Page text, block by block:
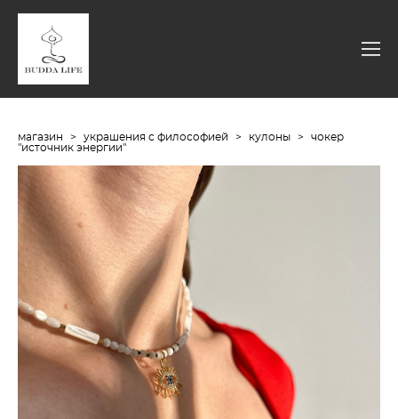
магазин > украшения с философией > кулоны >
чокер
"источник энергии"